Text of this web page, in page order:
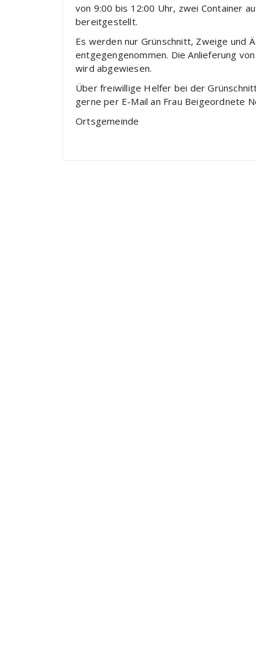
von 9:00 bis 12:00 Uhr, zwei Container
bereitgestellt.
Es werden nur Grünschnitt, Zweige und
entgegengenommen. Die Anlieferung
wird abgewiesen.
Über freiwillige Helfer bei der
gerne per E-Mail an Frau Beigeordnete
Ortsgemeinde